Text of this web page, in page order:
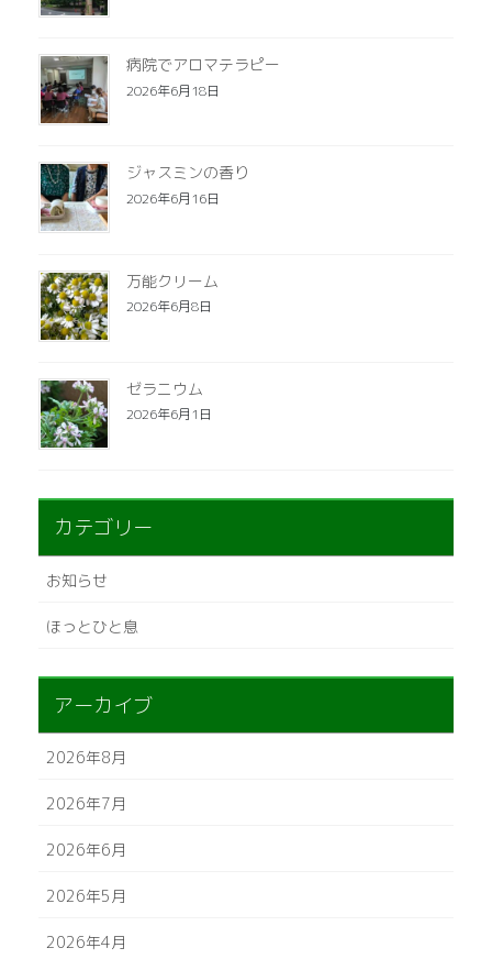
病院でアロマテラピー
2026年6月18日
ジャスミンの香り
2026年6月16日
万能クリーム
2026年6月8日
ゼラニウム
2026年6月1日
カテゴリー
お知らせ
ほっとひと息
アーカイブ
2026年8月
2026年7月
2026年6月
2026年5月
2026年4月